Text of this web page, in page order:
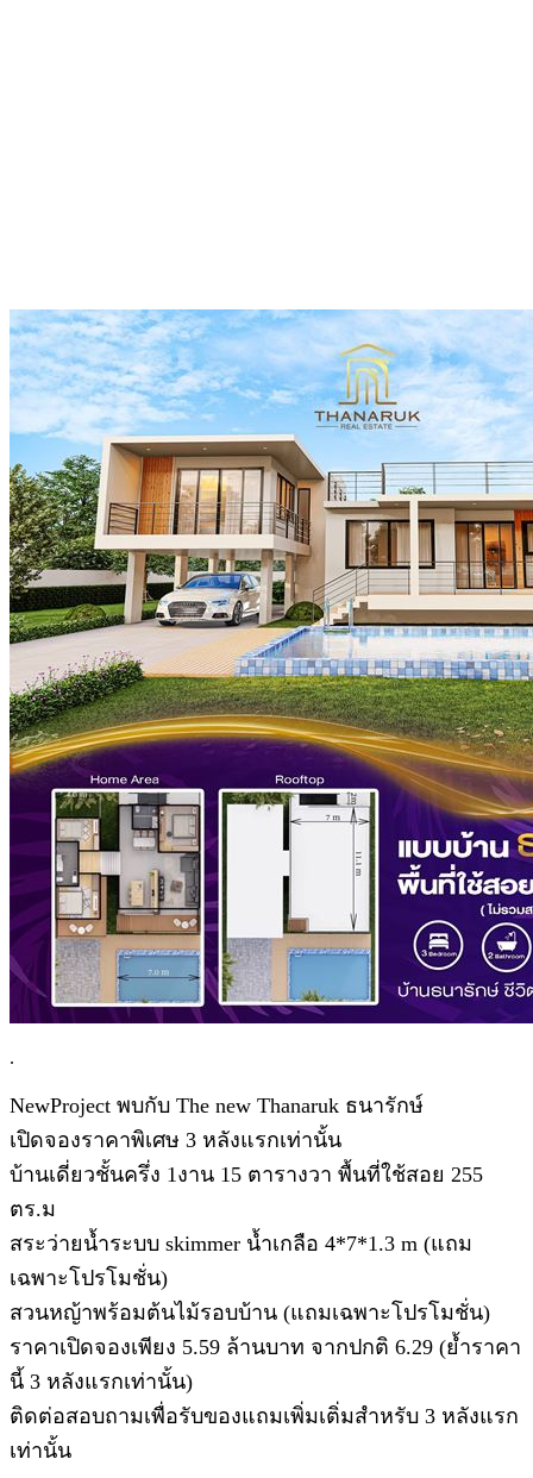
.
NewProject พบกับ The new Thanaruk ธนารักษ์
เปิดจองราคาพิเศษ 3 หลังแรกเท่านั้น
บ้านเดี่ยวชั้นครึ่ง 1งาน 15 ตารางวา พื้นที่ใช้สอย 255
ตร.ม
สระว่ายน้ำระบบ skimmer น้ำเกลือ 4*7*1.3 m (แถม
เฉพาะโปรโมชั่น)
สวนหญ้าพร้อมต้นไม้รอบบ้าน (แถมเฉพาะโปรโมชั่น)
ราคาเปิดจองเพียง 5.59 ล้านบาท จากปกติ 6.29 (ย้ำราคา
นี้ 3 หลังแรกเท่านั้น)
ติดต่อสอบถามเพื่อรับของแถมเพิ่มเติ่มสำหรับ 3 หลังแรก
เท่านั้น